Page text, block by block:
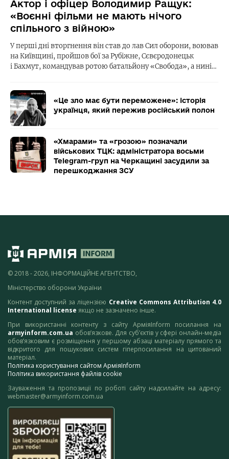
Актор і офіцер Володимир Ращук:
«Воєнні фільми не мають нічого
спільного з війною»
У перші дні вторгнення він став до лав Сил оборони, воював
на Київщині, пройшов бої за Рубіжне, Сєвєродонецьк
і Бахмут, командував ротою батальйону «Свобода», а нині…
«Це зло має бути переможене»: історія
українця, який пережив російський полон
«Хмарами» та «грозою» позначали
військових ТЦК: адміністратора восьми
Telegram-груп на Черкащині засудили за
перешкоджання ЗСУ
© 2018 - 2026, ІНФОРМАЦІЙНЕ АГЕНТСТВО,
Міністерство оборони України
Контент доступний за ліцензією Creative Commons Attribution 4.0
International license якщо не зазначено інше.
При використанні контенту з сайту АрміяInform посилання на
armyinform.com.ua обов’язкове. Для суб’єктів у сфері онлайн-медіа
обов’язковим є розміщення у першому абзаці матеріалу прямого та
відкритого для пошукових систем гіперпосилання на цитований
матеріал.
Політика користування сайтом АрміяInform
Політика використання файлів cookie
Зауваження та пропозиції по роботі сайту надсилайте на адресу:
webmaster@armyinform.com.ua